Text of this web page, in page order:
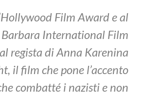
Film Award e al
International Film
regista di Anna Karenina
il film che pone l’accento
combatté i nazisti e non